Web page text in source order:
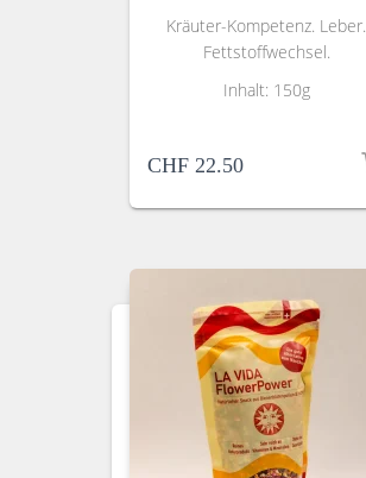
Kräuter-Kompetenz. Leber.
Fettstoffwechsel.
Inhalt: 150g
CHF 22.50